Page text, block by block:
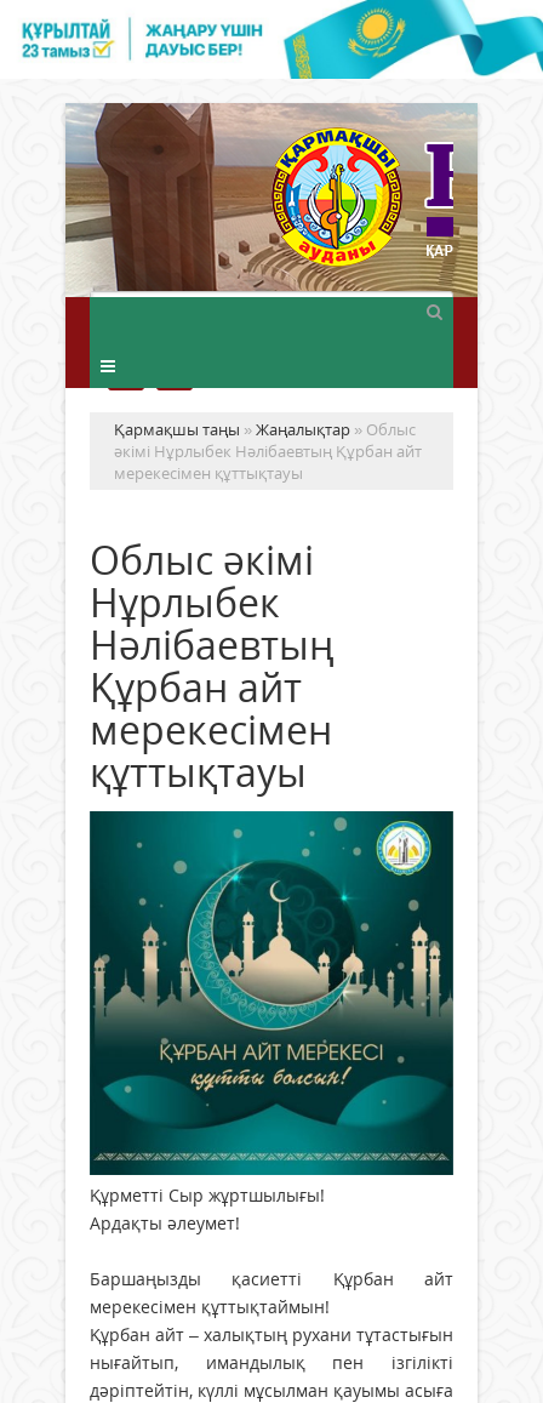
Қармақшы таңы »Жаңалықтар » Облыс
әкімі Нұрлыбек Нәлібаевтың Құрбан айт
мерекесімен құттықтауы
Облыс әкімі
Нұрлыбек
Нәлібаевтың
Құрбан айт
мерекесімен
құттықтауы
Құрметті Сыр жұртшылығы!
Ардақты әлеумет!
Баршаңызды қасиетті Құрбан айт
мерекесімен құттықтаймын!
Құрбан айт – халықтың рухани тұтастығын
нығайтып, имандылық пен ізгілікті
дәріптейтін, күллі мұсылман қауымы асыға